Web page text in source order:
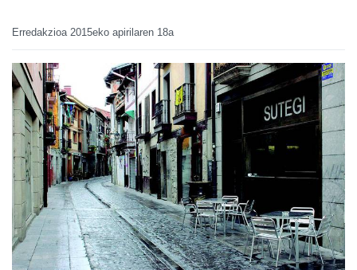
Erredakzioa 2015eko apirilaren 18a